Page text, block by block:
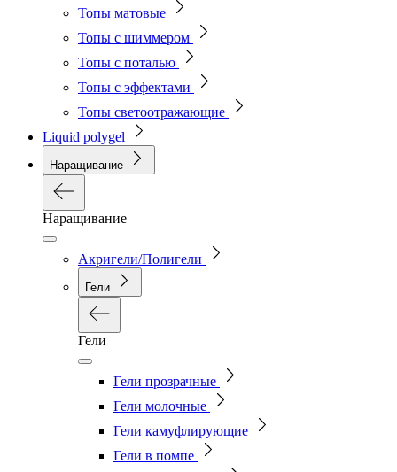
Топы матовые
Топы с шиммером
Топы с поталью
Топы с эффектами
Топы светоотражающие
Liquid polygel
Наращивание
Наращивание
Акригели/Полигели
Гели
Гели
Гели прозрачные
Гели молочные
Гели камуфлирующие
Гели в помпе